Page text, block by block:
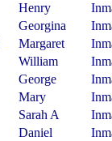
Henry
Georgina
Margaret
William
George
Mary
Sarah A
Daniel